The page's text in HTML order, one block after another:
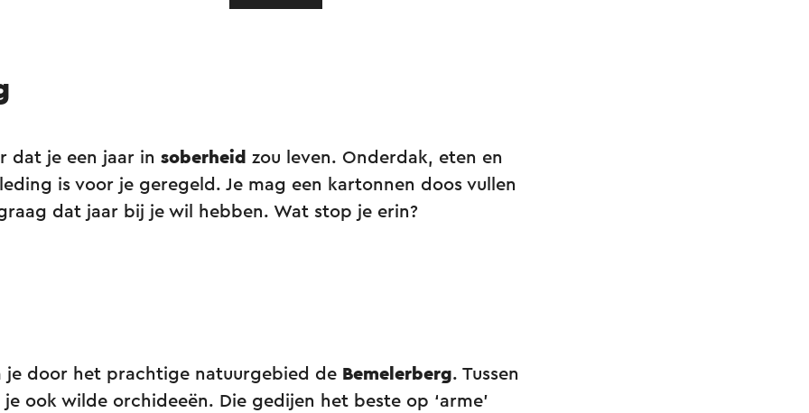
dat je een jaar in soberheid zou leven. Onderdak, eten en
is voor je geregeld. Je mag een kartonnen doos vullen
dat jaar bij je wil hebben. Wat stop je erin?
je door het prachtige natuurgebied de Bemelerberg. Tussen
ook wilde orchideeën. Die gedijen het beste op ‘arme’